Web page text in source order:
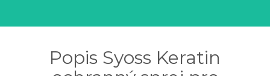
Popis Syoss Keratin